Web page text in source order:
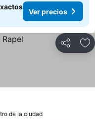
Ver precios
Compartir
de la ciudad